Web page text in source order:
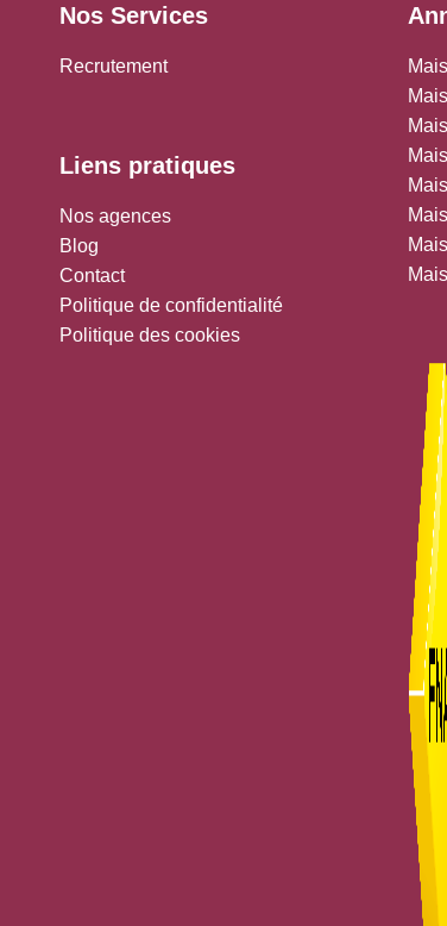
Nos Services
Recrutement
Liens pratiques
Nos agences
Blog
Contact
Politique de confidentialité
Politique des cookies